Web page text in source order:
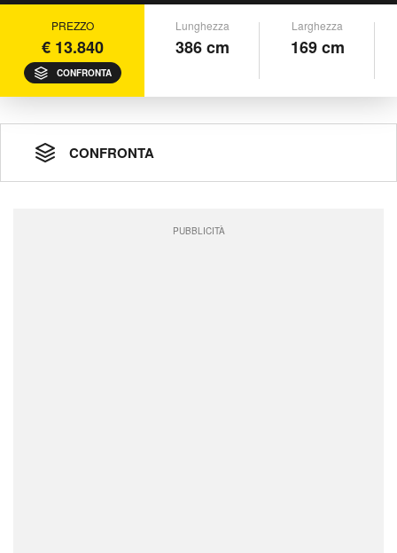
PREZZO
€ 13.840
CONFRONTA
Lunghezza
386 cm
Larghezza
169 cm
CONFRONTA
PUBBLICITÀ